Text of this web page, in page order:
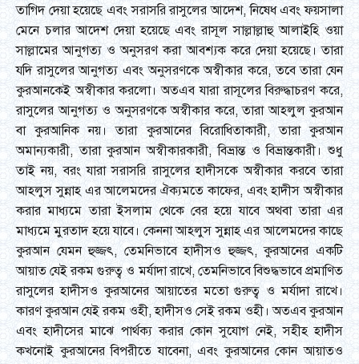
তাগিদ দেয়া হয়েছে এবং সরাসরি রাসুলের আদেশ, নিষেধ এবং ফয়সালা
মেনে চলার আদেশ দেয়া হয়েছে এবং রাসূল সাল্লাল্লাহু আলাইহি ওয়া
সাল্লামের আনুগত্য ও অনুসরণ করা আবশ্যক করে দেয়া হয়েছে। তারা
যদি রাসুলের আনুগত্য এবং অনুসরণকে অস্বীকার করে, তবে তারা যেন
কুরআনকেই অস্বীকার করলো। অতএব যারা রাসূলের বিরুদ্ধাচরণ করে,
রাসুলের আনুগত্য ও অনুসরণকে অস্বীকার করে, তারা আহলুল কুরআন
বা কুরআনিক নয়। তারা কুরআনের বিরোধিতাকারী, তারা কুরআন
অমান্যকারী, তারা কুরআন অস্বীকারকারী, বিভ্রান্ত ও বিভ্রান্তকারী। শুধু
তাই নয়, বরং যারা সরাসরি রাসুলের হাদীসকে অস্বীকার করবে তারা
আহলুস সুন্নাহ এর আলেমদের ঐক্যমতে কাফের, এবং হাদীস অস্বীকার
করার মাধ্যমে তারা ইসলাম থেকে বের হয়ে যাবে অথবা তারা এর
মাধ্যমে মুরতাদ হয়ে যাবে। কেননা আহলুস সুন্নাহ এর আলেমদের কাছে
কুরআন যেমন হুজ্জৎ, তেমনিভাবে হাদীসও হুজ্জৎ, কুরআনের একটি
আয়াত যেই রকম গুরুত্ব ও মর্যাদা রাখে, তেমনিভাবে বিশুদ্ধভাবে প্রমাণিত
রাসুলের হাদীসও কুরআনের আয়াতের মতো গুরুত্ব ও মর্যাদা রাখে।
কারণ কুরআন যেই রকম ওহী, হাদীসও সেই রকম ওহী। অতএব কুরআন
এবং হাদীসের মাঝে পার্থক্য করার কোন সুযোগ নেই, সহীহ হাদীস
কখনোই কুরআনের বিপরীতে যাবেনা, এবং কুরআনের কোন আয়াতও